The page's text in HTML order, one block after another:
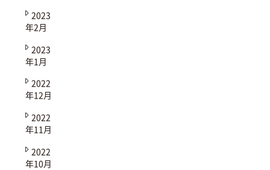
2023
年2月
2023
年1月
2022
年12月
2022
年11月
2022
年10月